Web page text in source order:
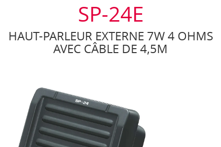
SP-24E
HAUT-PARLEUR EXTERNE 7W 4 OHMS
AVEC CÂBLE DE 4,5M